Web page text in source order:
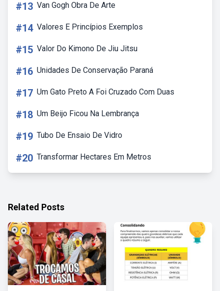
#13 Van Gogh Obra De Arte
#14 Valores E Princípios Exemplos
#15 Valor Do Kimono De Jiu Jitsu
#16 Unidades De Conservação Paraná
#17 Um Gato Preto A Foi Cruzado Com Duas
#18 Um Beijo Ficou Na Lembrança
#19 Tubo De Ensaio De Vidro
#20 Transformar Hectares Em Metros
Related Posts